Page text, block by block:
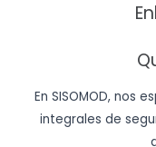
En SISOMOD, nos
integrales de